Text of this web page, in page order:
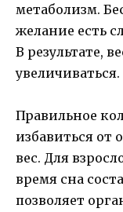
метаболизм.
желание есть
В результате,
увеличиваться.
Правильное
избавиться от
вес. Для
время сна
позволяет